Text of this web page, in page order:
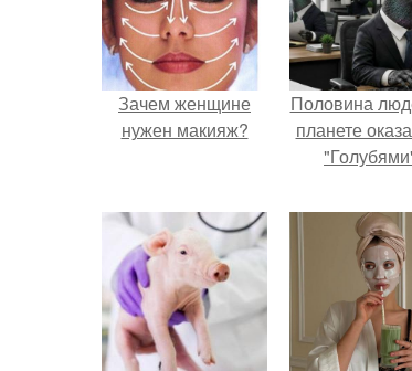
Зачем женщине
нужен макияж?
Половина
планете